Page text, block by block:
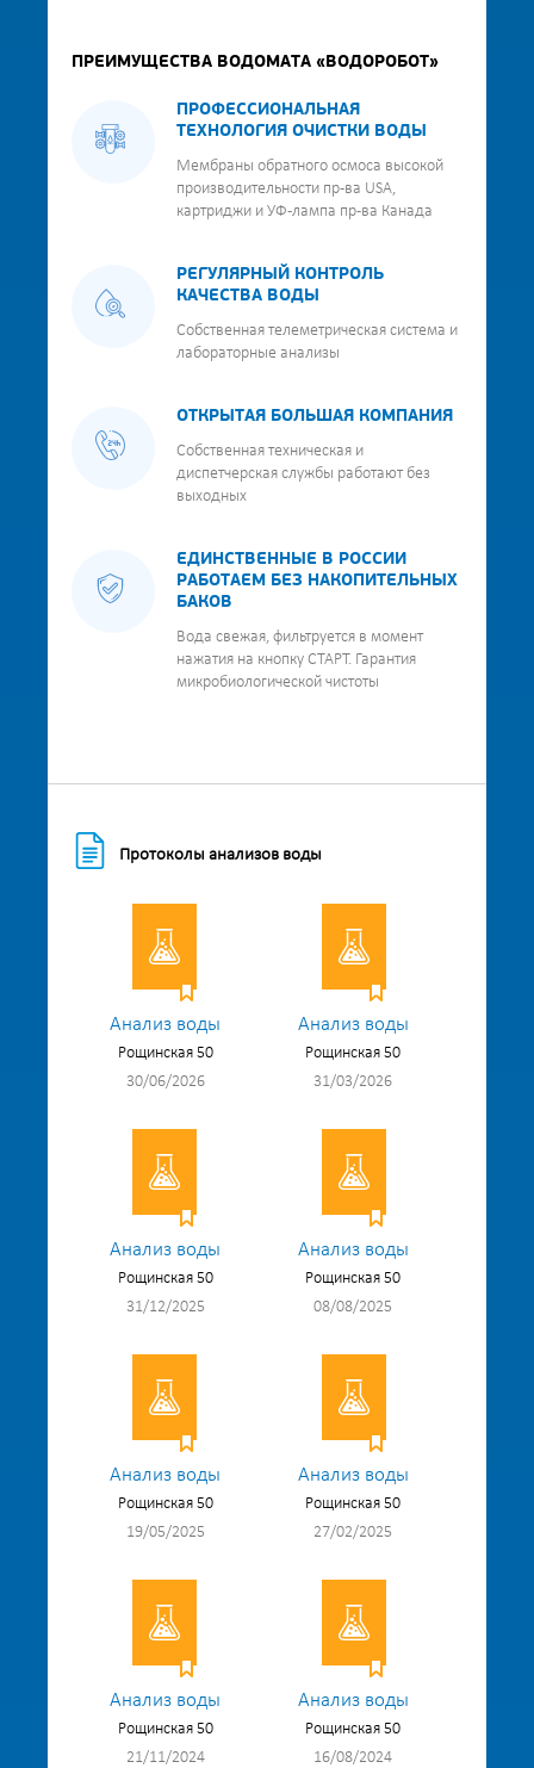
ПРЕИМУЩЕСТВА ВОДОМАТА «ВОДОРОБОТ»
ПРОФЕССИОНАЛЬНАЯ
ТЕХНОЛОГИЯ ОЧИСТКИ ВОДЫ
Мембраны обратного осмоса высокой
производительности пр-ва USA,
картриджи и УФ-лампа пр-ва Канада
РЕГУЛЯРНЫЙ КОНТРОЛЬ
КАЧЕСТВА ВОДЫ
Собственная телеметрическая система и
лабораторные анализы
ОТКРЫТАЯ БОЛЬШАЯ КОМПАНИЯ
Собственная техническая и
диспетчерская службы работают без
выходных
ЕДИНСТВЕННЫЕ В РОССИИ
РАБОТАЕМ БЕЗ НАКОПИТЕЛЬНЫХ
БАКОВ
Вода свежая, фильтруется в момент
нажатия на кнопку СТАРТ. Гарантия
микробиологической чистоты
Протоколы анализов воды
Анализ воды
Рощинская 50
30/06/2026
Анализ воды
Рощинская 50
31/03/2026
Анализ воды
Рощинская 50
31/12/2025
Анализ воды
Рощинская 50
08/08/2025
Анализ воды
Рощинская 50
19/05/2025
Анализ воды
Рощинская 50
27/02/2025
Анализ воды
Рощинская 50
21/11/2024
Анализ воды
Рощинская 50
16/08/2024